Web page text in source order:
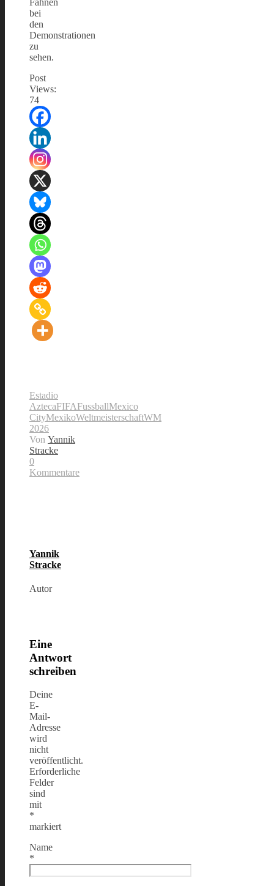
bei
den
Demonstrationen
zu
sehen.
Post
Views:
74
Estadio
AztecaFIFAFussballMexico
CityMexikoWeltmeisterschaftWM
2026
Von Yannik
Stracke
0
Kommentare
Yannik
Stracke
Autor
Eine
Antwort
schreiben
Deine
E-
Mail-
Adresse
wird
nicht
veröffentlicht.
Erforderliche
Felder
sind
mit
*
markiert
Name
*